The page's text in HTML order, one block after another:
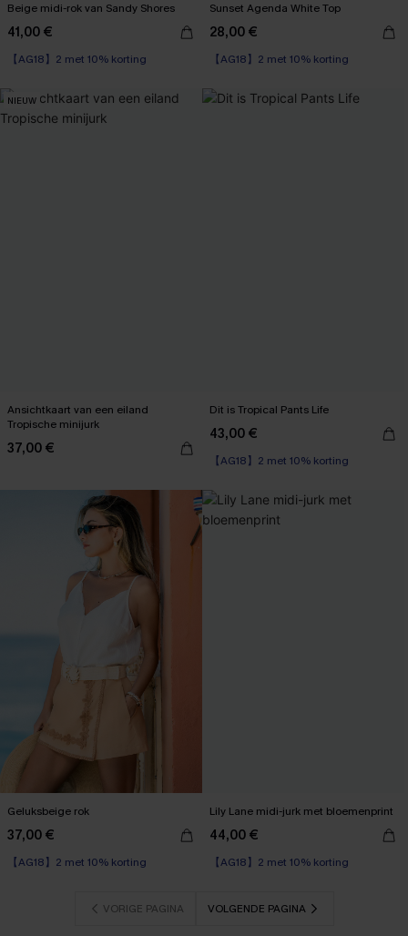
Beige midi-rok van Sandy Shores
41,00 €
【AG18】2 met 10% korting
Sunset Agenda White Top
28,00 €
【AG18】2 met 10% korting
NIEUW
Ansichtkaart van een eiland
Tropische minijurk
37,00 €
Dit is Tropical Pants Life
43,00 €
【AG18】2 met 10% korting
High Waist
Geluksbeige rok
37,00 €
【AG18】2 met 10% korting
Lily Lane midi-jurk met bloemenprint
44,00 €
【AG18】2 met 10% korting
VORIGE PAGINA VOLGENDE PAGINA